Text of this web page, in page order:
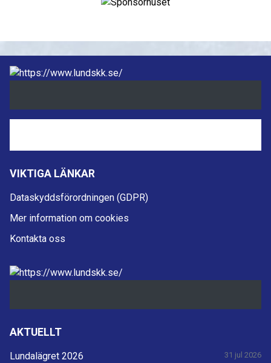
VIKTIGA LÄNKAR
Dataskyddsförordningen (GDPR)
Mer information om cookies
Kontakta oss
AKTUELLT
Lundalägret 2026 31 jul 2026